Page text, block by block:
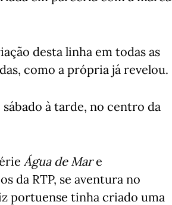
desta linha em todas as
como a própria já revelou.
à tarde, no centro da
Água de Mare
da RTP, se aventura no
portuense tinha criado uma